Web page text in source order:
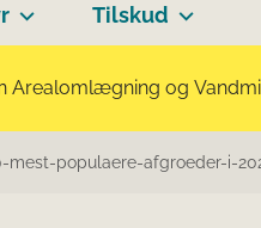
Tilskud
og
mest-populaere-afgroeder-i-